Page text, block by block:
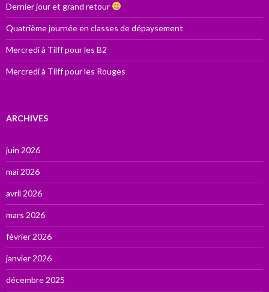
Dernier jour et grand retour
Quatrième journée en classes de dépaysement
Mercredi à Tilff pour les B2
Mercredi à Tilff pour les Rouges
ARCHIVES
juin 2026
mai 2026
avril 2026
mars 2026
février 2026
janvier 2026
décembre 2025